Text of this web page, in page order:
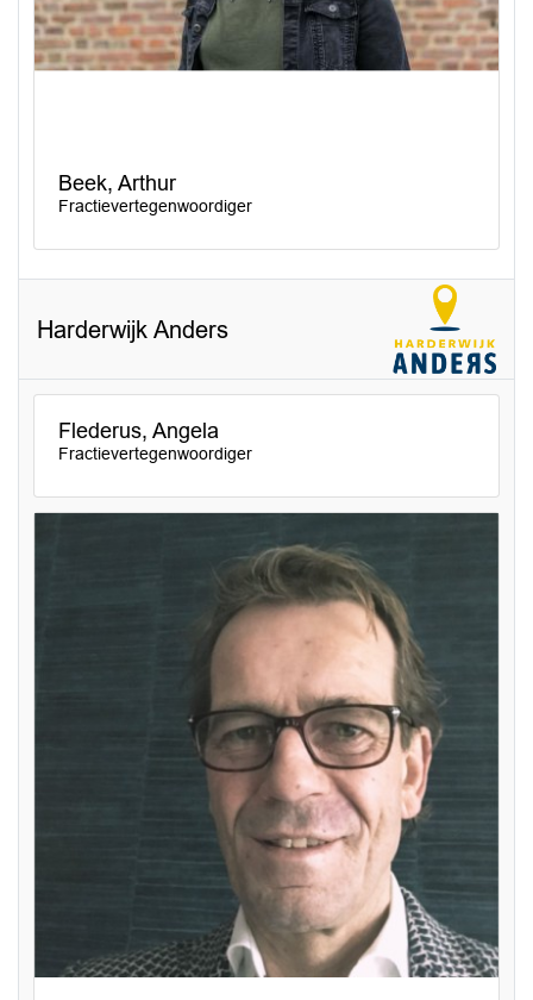
Beek, Arthur
Fractievertegenwoordiger
Harderwijk Anders
Flederus, Angela
Fractievertegenwoordiger